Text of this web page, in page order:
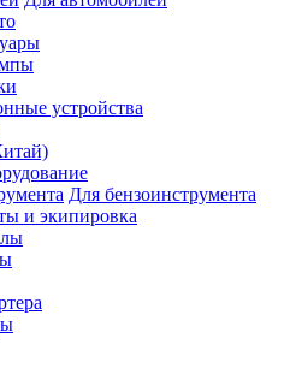
устройства
Для бензоинструмента
и экипировка